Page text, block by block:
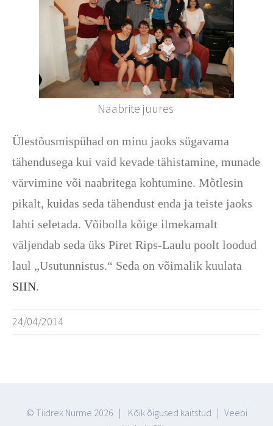
Naabrite juures
Ülestõusmispühad on minu jaoks sügavama
tähendusega kui vaid kevade tähistamine, munade
värvimine või naabritega kohtumine. Mõtlesin
pikalt, kuidas seda tähendust enda ja teiste jaoks
lahti seletada. Võibolla kõige ilmekamalt
väljendab seda üks Piret Rips-Laulu poolt loodud
laul „Usutunnistus.“ Seda on võimalik kuulata
SIIN.
24/04/2014
© Tiidrek Nurme 2026 | Kõik õigused kaitstud | Veebi